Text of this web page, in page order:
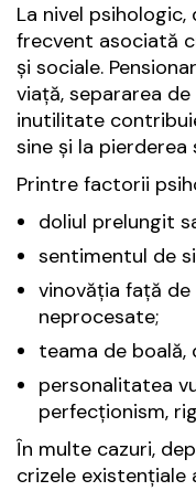
La nivel
frecvent asociată
și sociale.
viață, separarea
inutilitate
sine și la pierderea
Printre factorii
doliul prelungit
sentimentul de
vinovăția față
neprocesate;
teama de boală,
personalitatea
perfecționism,
În multe cazuri,
crizele existențiale